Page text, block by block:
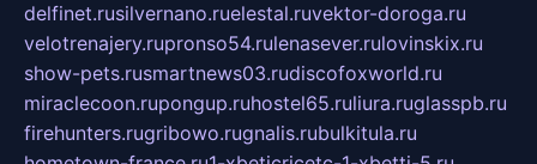
delfinet.rusilvernano.ruelestal.ruvektor-doroga.ru
velotrenajery.rupronso54.rulenasever.rulovinskix.ru
show-pets.rusmartnews03.rudiscofoxworld.ru
miraclecoon.rupongup.ruhostel65.ruliura.ruglasspb.ru
firehunters.rugribowo.rugnalis.rubulkitula.ru